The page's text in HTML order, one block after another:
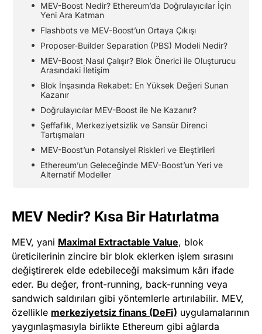
MEV-Boost Nedir? Ethereum’da Doğrulayıcılar İçin
Yeni Ara Katman
Flashbots ve MEV-Boost’un Ortaya Çıkışı
Proposer-Builder Separation (PBS) Modeli Nedir?
MEV-Boost Nasıl Çalışır? Blok Önerici ile Oluşturucu
Arasındaki İletişim
Blok İnşasında Rekabet: En Yüksek Değeri Sunan
Kazanır
Doğrulayıcılar MEV-Boost ile Ne Kazanır?
Şeffaflık, Merkeziyetsizlik ve Sansür Direnci
Tartışmaları
MEV-Boost’un Potansiyel Riskleri ve Eleştirileri
Ethereum’un Geleceğinde MEV-Boost’un Yeri ve
Alternatif Modeller
MEV Nedir? Kısa Bir Hatırlatma
MEV, yani Maximal Extractable Value, blok
üreticilerinin zincire bir blok eklerken işlem sırasını
değiştirerek elde edebileceği maksimum kârı ifade
eder. Bu değer, front-running, back-running veya
sandwich saldırıları gibi yöntemlerle artırılabilir. MEV,
özellikle merkeziyetsiz finans (DeFi) uygulamalarının
yaygınlaşmasıyla birlikte Ethereum gibi ağlarda